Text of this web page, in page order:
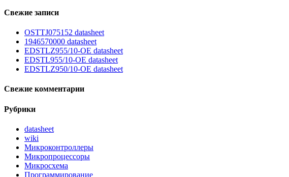
Свежие записи
OSTTJ075152 datasheet
1946570000 datasheet
EDSTLZ955/10-OE datasheet
EDSTL955/10-OE datasheet
EDSTLZ950/10-OE datasheet
Свежие комментарии
Рубрики
datasheet
wiki
Микроконтроллеры
Микропроцессоры
Микросхема
Программирование